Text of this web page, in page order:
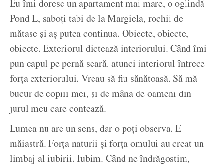
Eu îmi doresc un apartament mai mare, o oglindă
Pond L, saboți tabi de la Margiela, rochii de
mătase și aș putea continua. Obiecte, obiecte,
obiecte. Exteriorul dictează interiorului. Când îmi
pun capul pe pernă seară, atunci interiorul întrece
forța exteriorului. Vreau să fiu sănătoasă. Să mă
bucur de copiii mei, și de mâna de oameni din
jurul meu care contează.
Lumea nu are un sens, dar o poți observa. E
măiastră. Forța naturii și forța omului au creat un
limbaj al iubirii. Iubim. Când ne îndrăgostim,